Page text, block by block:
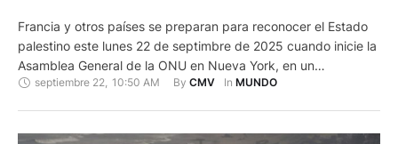
Francia y otros países se preparan para reconocer el Estado
palestino este lunes 22 de septimbre de 2025 cuando inicie la
Asamblea General de la ONU en Nueva York, en un
importante giro diplomático que provocó la ira de Israel. El
septiembre 22 10:50 AM By CMV In MUNDO